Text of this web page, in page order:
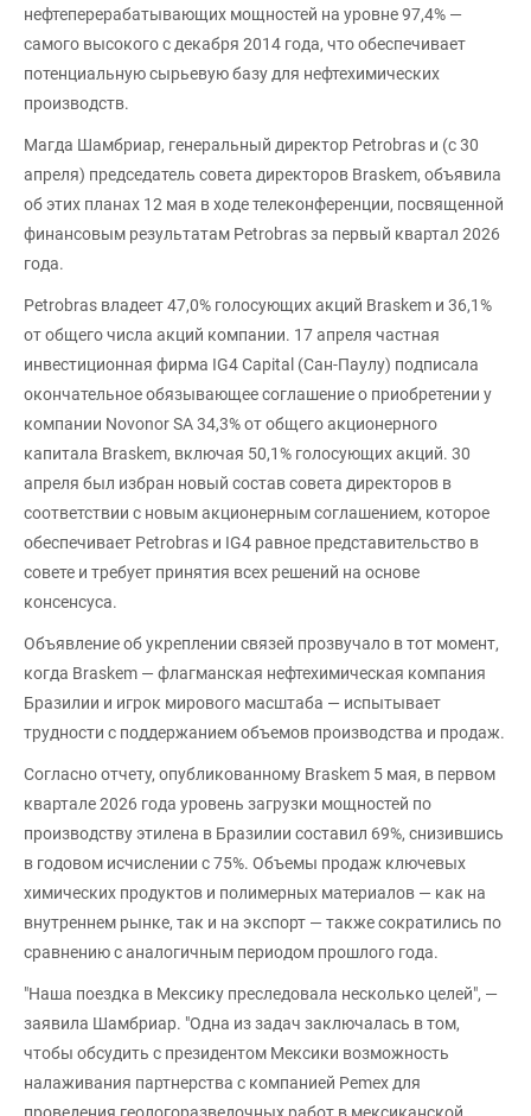
нефтеперерабатывающих мощностей на уровне 97,4% —
самого высокого с декабря 2014 года, что обеспечивает
потенциальную сырьевую базу для нефтехимических
производств.
Магда Шамбриар, генеральный директор Petrobras и (с 30
апреля) председатель совета директоров Braskem, объявила
об этих планах 12 мая в ходе телеконференции, посвященной
финансовым результатам Petrobras за первый квартал 2026
года.
Petrobras владеет 47,0% голосующих акций Braskem и 36,1%
от общего числа акций компании. 17 апреля частная
инвестиционная фирма IG4 Capital (Сан-Паулу) подписала
окончательное обязывающее соглашение о приобретении у
компании Novonor SA 34,3% от общего акционерного
капитала Braskem, включая 50,1% голосующих акций. 30
апреля был избран новый состав совета директоров в
соответствии с новым акционерным соглашением, которое
обеспечивает Petrobras и IG4 равное представительство в
совете и требует принятия всех решений на основе
консенсуса.
Объявление об укреплении связей прозвучало в тот момент,
когда Braskem — флагманская нефтехимическая компания
Бразилии и игрок мирового масштаба — испытывает
трудности с поддержанием объемов производства и продаж.
Согласно отчету, опубликованному Braskem 5 мая, в первом
квартале 2026 года уровень загрузки мощностей по
производству этилена в Бразилии составил 69%, снизившись
в годовом исчислении с 75%. Объемы продаж ключевых
химических продуктов и полимерных материалов — как на
внутреннем рынке, так и на экспорт — также сократились по
сравнению с аналогичным периодом прошлого года.
"Наша поездка в Мексику преследовала несколько целей", —
заявила Шамбриар. "Одна из задач заключалась в том,
чтобы обсудить с президентом Мексики возможность
налаживания партнерства с компанией Pemex для
проведения геологоразведочных работ в мексиканской